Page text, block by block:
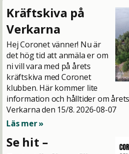
Kräftskiva på
Verkarna
Hej Coronet vänner! Nu är
det hög tid att anmäla er om
ni vill vara med på årets
kräftskiva med Coronet
klubben. Här kommer lite
information och hålltider om
Verkarna den 15/8. 2026-08-07
Läs mer »
Se hit –